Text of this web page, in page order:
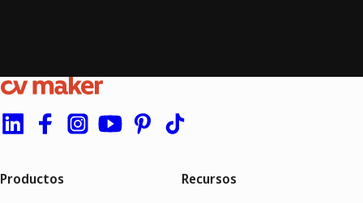
Productos
Recursos